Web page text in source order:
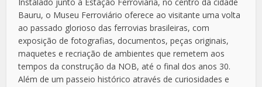
Bauru, o Museu Ferroviário oferece ao visitante uma volta
ao passado glorioso das ferrovias brasileiras, com
exposição de fotografias, documentos, peças originais,
maquetes e recriação de ambientes que remetem aos
tempos da construção da NOB, até o final dos anos 30.
Além de um passeio histórico através de curiosidades e